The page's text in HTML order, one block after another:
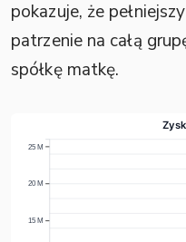
pokazuje, że
patrzenie na całą
spółkę matkę.